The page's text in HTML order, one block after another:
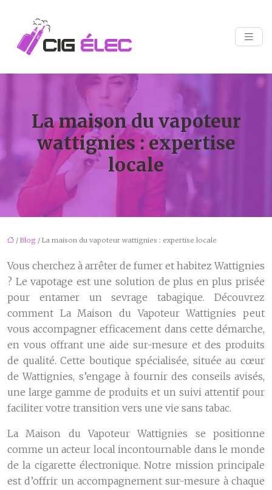
La maison du vapoteur
wattignies : expertise
locale
/ Blog / La maison du vapoteur wattignies : expertise locale
Vous cherchez à arrêter de fumer et habitez Wattignies
? Le vapotage est une solution de plus en plus prisée
pour entamer un sevrage tabagique. Découvrez
comment La Maison du Vapoteur Wattignies peut
vous accompagner efficacement dans cette démarche,
en vous offrant une aide sur-mesure et des produits
de qualité. Cette boutique spécialisée, située au cœur
de Wattignies, s’engage à fournir des conseils avisés,
une large gamme de produits et un suivi attentif pour
faciliter votre transition vers une vie sans tabac.
La Maison du Vapoteur Wattignies se positionne
comme un acteur local incontournable dans le monde
de la cigarette électronique. Notre mission principale
est d’offrir un accompagnement sur-mesure à chaque